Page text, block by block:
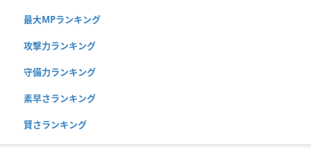
最大MPランキング
攻撃力ランキング
守備力ランキング
素早さランキング
賢さランキング